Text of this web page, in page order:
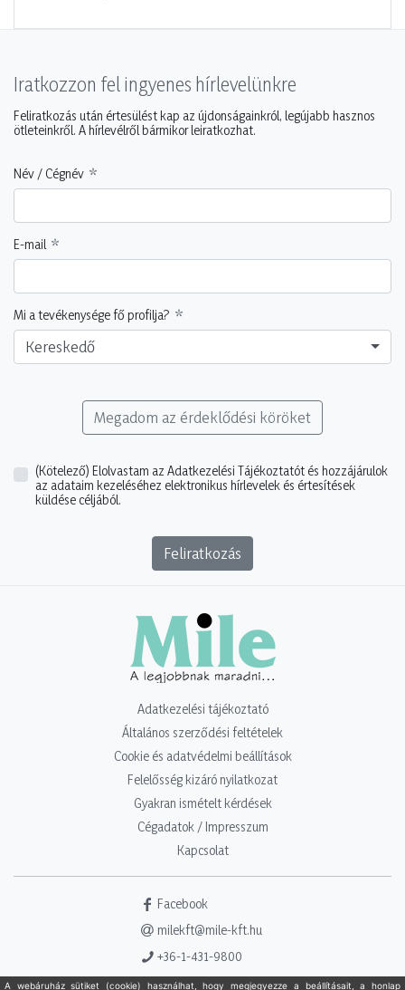
Iratkozzon fel ingyenes hírlevelünkre
Feliratkozás után értesülést kap az újdonságainkról, legújabb hasznos
ötleteinkről. A hírlevélről bármikor leiratkozhat.
Név / Cégnév
E-mail
Mi a tevékenysége fő profilja?
Kereskedő
Megadom az érdeklődési köröket
(Kötelező) Elolvastam az Adatkezelési Tájékoztatót és hozzájárulok
az adataim kezeléséhez elektronikus hírlevelek és értesítések
küldése céljából.
Feliratkozás
Adatkezelési tájékoztató
Általános szerződési feltételek
Cookie és adatvédelmi beállítások
Felelősség kizáró nyilatkozat
Gyakran ismételt kérdések
Cégadatok / Impresszum
Kapcsolat
Facebook
milekft@mile-kft.hu
+36-1-431-9800